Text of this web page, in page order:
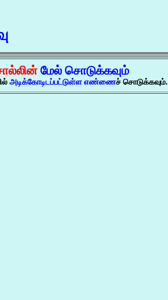
மேல் சொடுக்கவும்
அடிக்கோடிடப்பட்டுள்ள எண்ணைச் சொடுக்கவும்.